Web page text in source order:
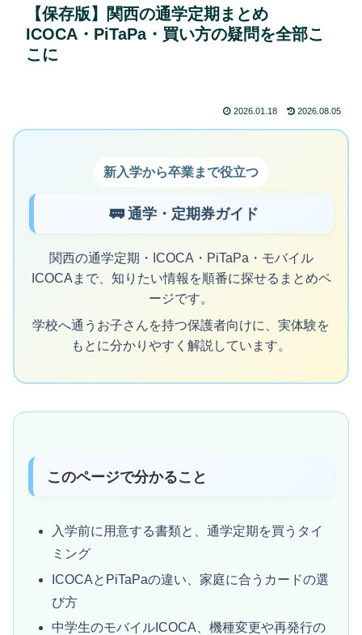
【保存版】関西の通学定期まとめ
ICOCA・PiTaPa・買い方の疑問を全部こ
こに
2026.01.18 2026.08.05
新入学から卒業まで役立つ
🚃 通学・定期券ガイド
関西の通学定期・ICOCA・PiTaPa・モバイル
ICOCAまで、知りたい情報を順番に探せるまとめペ
ージです。
学校へ通うお子さんを持つ保護者向けに、実体験を
もとに分かりやすく解説しています。
このページで分かること
入学前に用意する書類と、通学定期を買うタイ
ミング
ICOCAとPiTaPaの違い、家庭に合うカードの選
び方
中学生のモバイルICOCA、機種変更や再発行の